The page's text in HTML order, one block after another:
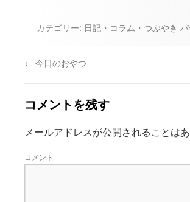
カテゴリー: 日記・コラム・つぶやき
← 今日のおやつ
コメントを残す
メールアドレスが公開されることはあ
コメント